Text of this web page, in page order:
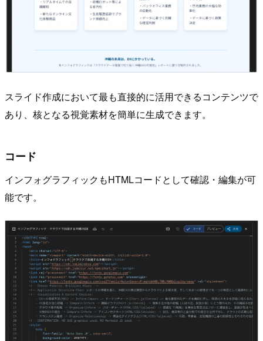
スライド作成において最も直接的に活用できるコンテンツで
あり、核となる視覚素材を簡単に生成できます。
コード
インフォグラフィックもHTMLコードとして確認・編集が可
能です。